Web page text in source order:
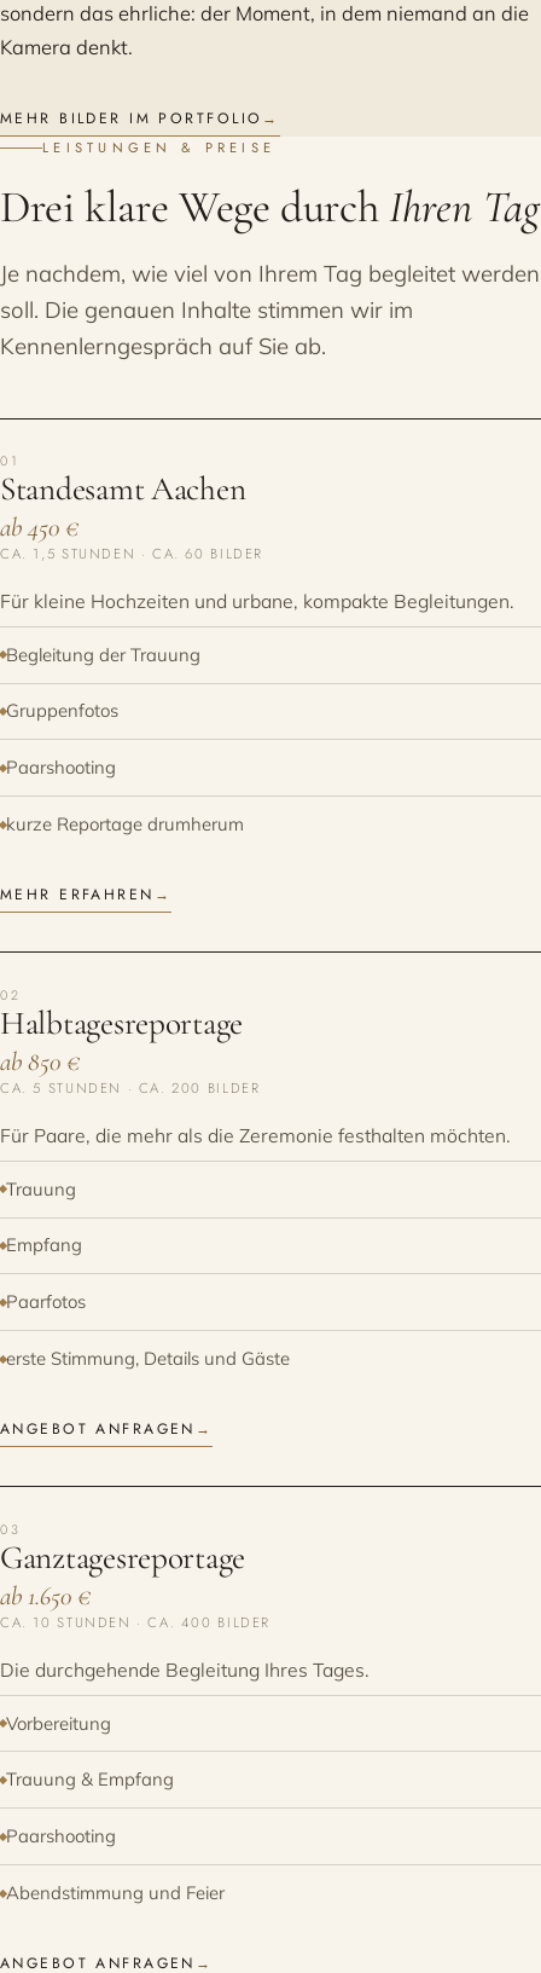
sondern das ehrliche: der Moment, in dem niemand an die
Kamera denkt.
MEHR BILDER IM PORTFOLIO →
LEISTUNGEN & PREISE
Drei klare Wege durchIhren Tag
Je nachdem, wie viel von Ihrem Tag begleitet werden
soll. Die genauen Inhalte stimmen wir im
Kennenlerngespräch auf Sie ab.
01
Standesamt Aachen
ab 450 €
CA. 1,5 STUNDEN · CA. 60 BILDER
Für kleine Hochzeiten und urbane, kompakte Begleitungen.
Begleitung der Trauung
Gruppenfotos
Paarshooting
kurze Reportage drumherum
MEHR ERFAHREN →
02
Halbtages­reportage
ab 850 €
CA. 5 STUNDEN · CA. 200 BILDER
Für Paare, die mehr als die Zeremonie festhalten möchten.
Trauung
Empfang
Paarfotos
erste Stimmung, Details und Gäste
ANGEBOT ANFRAGEN →
03
Ganztages­reportage
ab 1.650 €
CA. 10 STUNDEN · CA. 400 BILDER
Die durchgehende Begleitung Ihres Tages.
Vorbereitung
Trauung & Empfang
Paarshooting
Abendstimmung und Feier
ANGEBOT ANFRAGEN →